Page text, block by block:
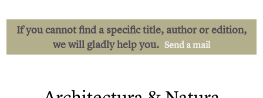
If you cannot find a specific title, author or edition,
we will gladly help you. Send a mail